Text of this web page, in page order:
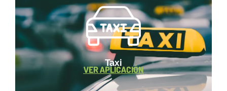
Taxi
VER APLICACIÓN